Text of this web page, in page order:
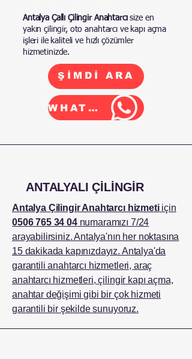
Antalya Çallı Çilingir Anahtarcısize en
yakın çilingir, oto anahtarcı ve kapı açma
işleri ile kaliteli ve hızlı çözümler
hizmetinizde.
ŞİMDİ ARA
WHATSAPP
ANTALYALI ÇİLİNGİR
Antalya Çilingir Anahtarcı hizmetiiçin
0506 765 34 04numaramızı 7/24
arayabilirsiniz. Antalya'nın her noktasına
15 dakikada kapınızdayız. Antalya'da
garantili anahtarcı hizmetleri, araç
anahtarcı hizmetleri, çilingir kapı açma,
anahtar değişimi gibi bir çok hizmeti
garantili bir şekilde sunuyoruz.